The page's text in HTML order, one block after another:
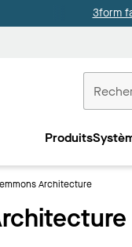
3form
Produits
Architecture